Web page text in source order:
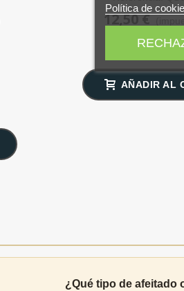
12,50 €
AÑADIR AL
¿Qué tipo de afeitado
Política de